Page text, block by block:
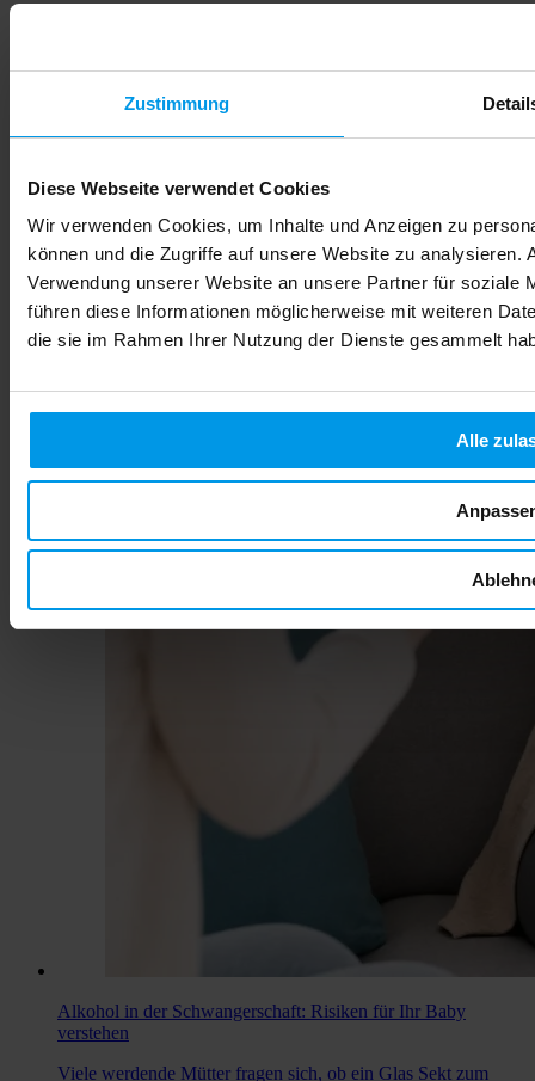
Zustimmung
Diese Webseite verwendet Cookies
Wir verwenden Cookies, um Inhalte und Anzeigen zu
können und die Zugriffe auf unsere Website zu analysieren.
Verwendung unserer Website an unsere Partner für soziale
führen diese Informationen möglicherweise mit weiteren
die sie im Rahmen Ihrer Nutzung der Dienste gesammelt
Alle
Alkohol in der Schwangerschaft: Risiken für Ihr Baby
verstehen
Viele werdende Mütter fragen sich, ob ein Glas Sekt zum